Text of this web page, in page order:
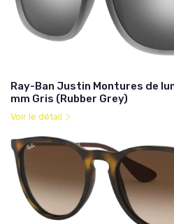
Ray-Ban Justin Montures de
mm Gris (Rubber Grey)
Voir le détail